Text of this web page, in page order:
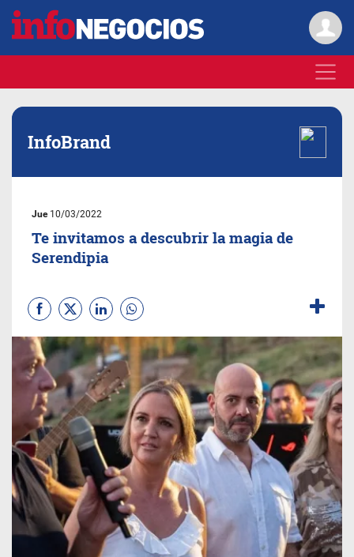
InfoBrand
Jue10/03/2022
Te invitamos a descubrir la magia de
Serendipia